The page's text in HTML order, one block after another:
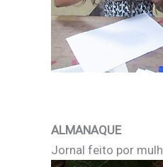
ALMANAQUE
Jornal feito por